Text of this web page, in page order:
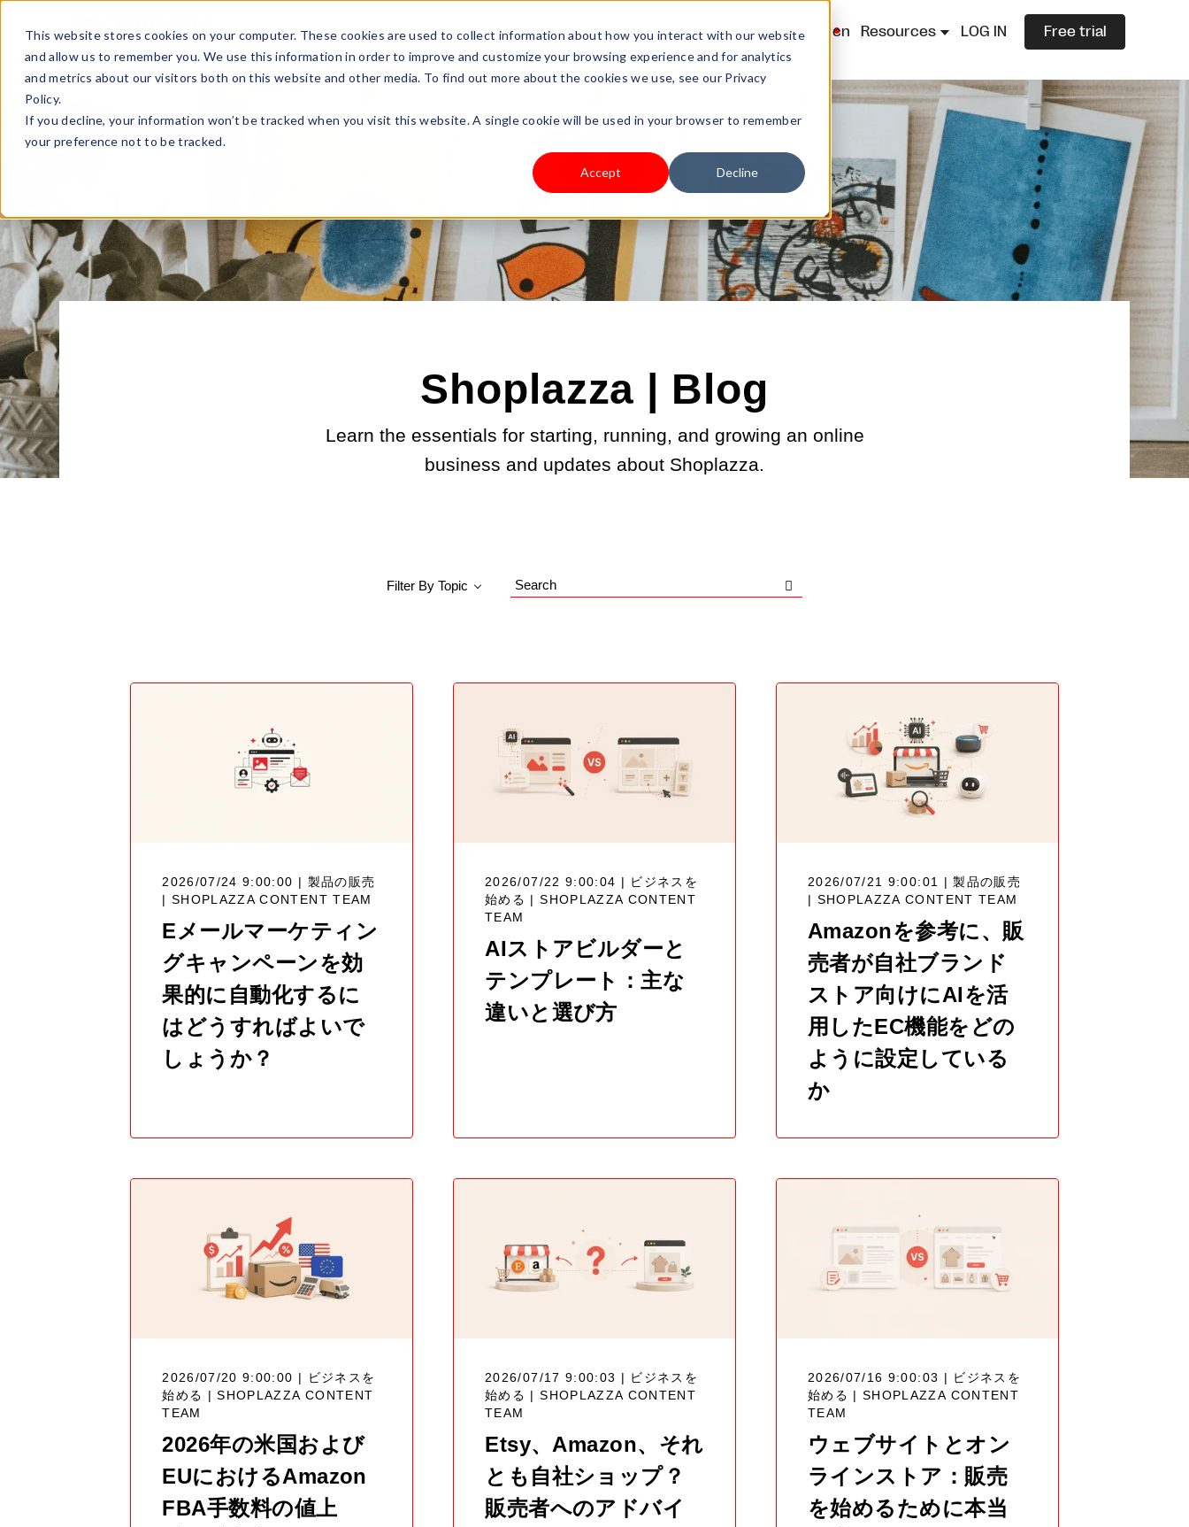
This website stores cookies on your computer. These cookies are used to collect information about how you interact with our website
and allow us to remember you. We use this information in order to improve and customize your browsing experience and for analytics
and metrics about our visitors both on this website and other media. To find out more about the cookies we use, see our Privacy
Policy.
If you decline, your information won’t be tracked when you visit this website. A single cookie will be used in your browser to remember
your preference not to be tracked.
Accept Decline
Sell Online Business Type Pricing Shoplazza.cn Resources LOG IN Free trial
Shoplazza | Blog
Learn the essentials for starting, running, and growing an online
business and updates about Shoplazza.
Filter By Topic
Search
2026/07/24 9:00:00 | 製品の販売
SHOPLAZZA CONTENT TEAM
Eメールマーケティン
グキャンペーンを効
果的に自動化するに
はどうすればよいで
しょうか？
2026/07/22 9:00:04 | ビジネスを
始める |SHOPLAZZA CONTENT
TEAM
AIストアビルダーと
テンプレート：主な
違いと選び方
2026/07/21 9:00:01 | 製品の販売
SHOPLAZZA CONTENT TEAM
Amazonを参考に、販
売者が自社ブランド
ストア向けにAIを活
用したEC機能をどの
ように設定している
か
2026/07/20 9:00:00 | ビジネスを
始める |SHOPLAZZA CONTENT
TEAM
2026年の米国および
EUにおけるAmazon
FBA手数料の値上
2026/07/17 9:00:03 | ビジネスを
始める |SHOPLAZZA CONTENT
TEAM
Etsy、Amazon、それ
とも自社ショップ？
販売者へのアドバイ
2026/07/16 9:00:03 | ビジネスを
始める |SHOPLAZZA CONTENT
TEAM
ウェブサイトとオン
ラインストア：販売
を始めるために本当